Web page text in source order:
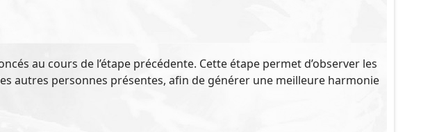
au cours de l’étape précédente. Cette étape permet d’observer les
autres personnes présentes, afin de générer une meilleure harmonie